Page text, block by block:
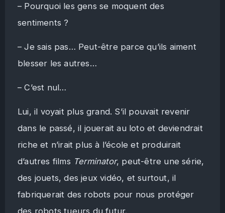
– Pourquoi les gens se moquent des
sentiments ?
– Je sais pas… Peut-être parce qu’ils aiment
blesser les autres…
– C’est nul…
Lui, il voyait plus grand. S’il pouvait revenir
dans le passé, il jouerait au loto et deviendrait
riche et n’irait plus à l’école et produirait
d’autres films Terminator, peut-être une série,
des jouets, des jeux vidéo, et surtout, il
fabriquerait des robots pour nous protéger
des robots tueurs du futur.